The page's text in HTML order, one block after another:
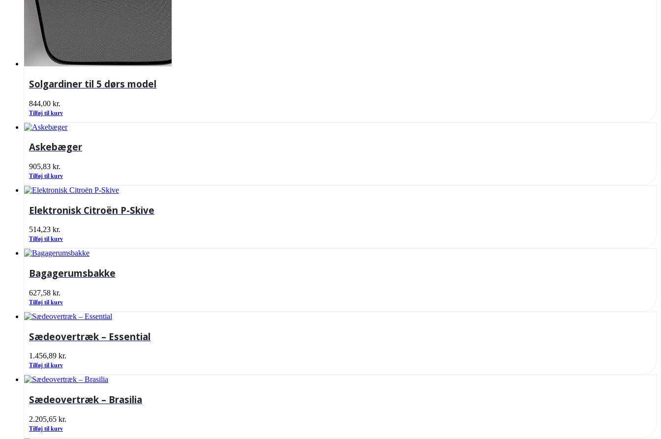
Solgardiner til 5 dørs model
844,00 kr.
Tilføj til kurv
Askebæger
905,83 kr.
Tilføj til kurv
Elektronisk Citroën P-Skive
514,23 kr.
Tilføj til kurv
Bagagerumsbakke
627,58 kr.
Tilføj til kurv
Sædeovertræk – Essential
1.456,89 kr.
Tilføj til kurv
Sædeovertræk – Brasilia
2.205,65 kr.
Tilføj til kurv